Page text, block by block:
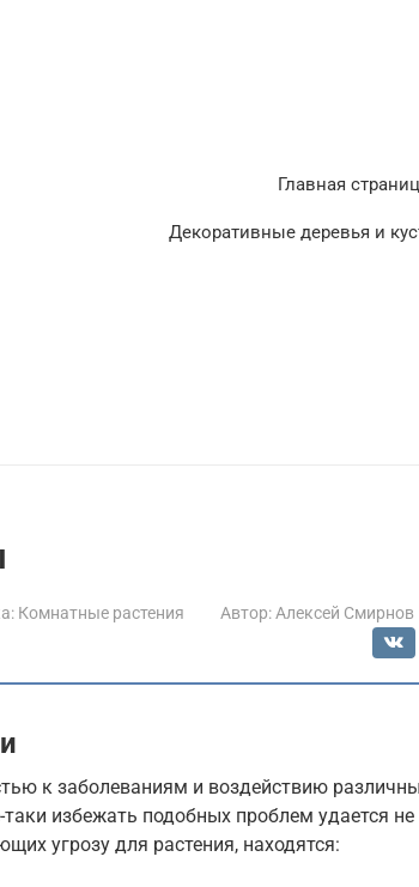
Главная
Декоративные деревья и
Комнатные растения Автор: Алексей Смирнов
к заболеваниям и воздействию
избежать подобных проблем удается не
угрозу для растения, находятся: